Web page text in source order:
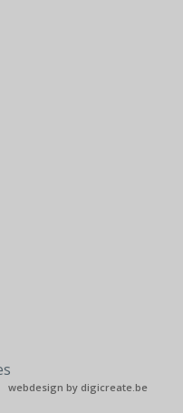
webdesign by digicreate.be